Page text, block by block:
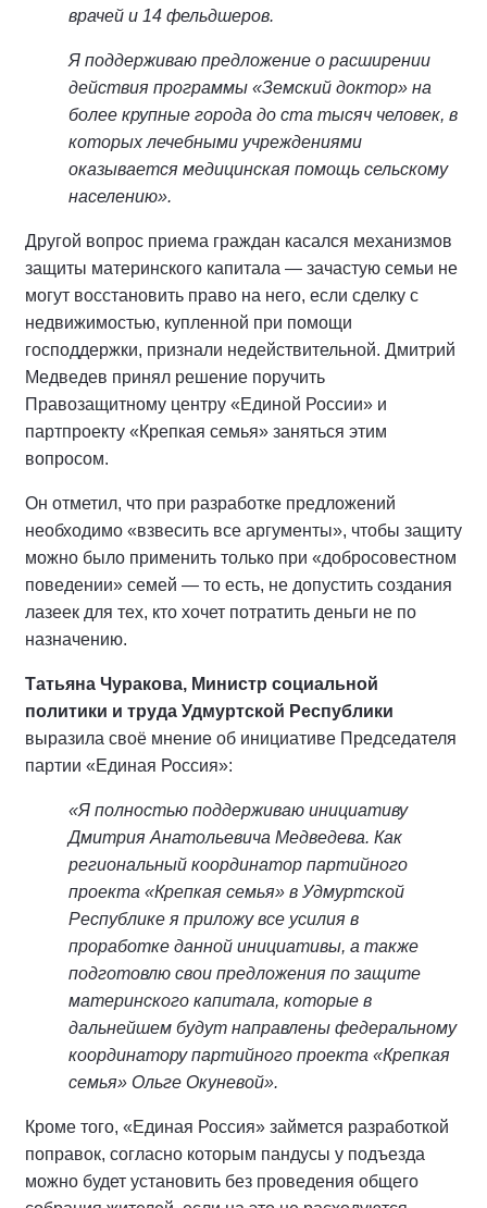
врачей и 14 фельдшеров.
Я поддерживаю предложение о расширении
действия программы «Земский доктор» на
более крупные города до ста тысяч человек, в
которых лечебными учреждениями
оказывается медицинская помощь сельскому
населению».
Другой вопрос приема граждан касался механизмов
защиты материнского капитала — зачастую семьи не
могут восстановить право на него, если сделку с
недвижимостью, купленной при помощи
господдержки, признали недействительной. Дмитрий
Медведев принял решение поручить
Правозащитному центру «Единой России» и
партпроекту «Крепкая семья» заняться этим
вопросом.
Он отметил, что при разработке предложений
необходимо «взвесить все аргументы», чтобы защиту
можно было применить только при «добросовестном
поведении» семей — то есть, не допустить создания
лазеек для тех, кто хочет потратить деньги не по
назначению.
Татьяна Чуракова, Министр социальной
политики и труда Удмуртской Республики
выразила своё мнение об инициативе Председателя
партии «Единая Россия»:
«Я полностью поддерживаю инициативу
Дмитрия Анатольевича Медведева. Как
региональный координатор партийного
проекта «Крепкая семья» в Удмуртской
Республике я приложу все усилия в
проработке данной инициативы, а также
подготовлю свои предложения по защите
материнского капитала, которые в
дальнейшем будут направлены федеральному
координатору партийного проекта «Крепкая
семья» Ольге Окуневой».
Кроме того, «Единая Россия» займется разработкой
поправок, согласно которым пандусы у подъезда
можно будет установить без проведения общего